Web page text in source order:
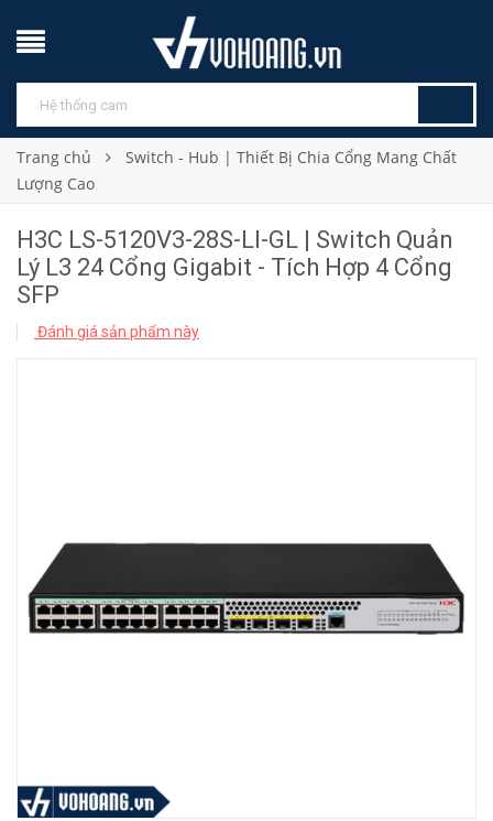
Trang chủ
Switch - Hub | Thiết Bị Chia Cổng Mang Chất
Lượng Cao
H3C LS-5120V3-28S-LI-GL | Switch Quản
Lý L3 24 Cổng Gigabit - Tích Hợp 4 Cổng
SFP
Đánh giá sản phẩm này